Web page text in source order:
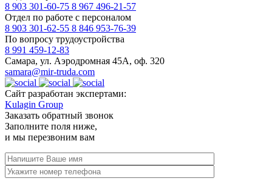
8 903 301-60-75 8 967 496-21-57
Отдел по работе с персоналом
8 903 301-62-55 8 846 953-76-39
По вопросу трудоустройства
8 991 459-12-83
Самара, ул. Аэродромная 45А, оф. 320
samara@mir-truda.com
Сайт разработан экспертами:
Kulagin Group
Заказать обратный звонок
Заполните поля ниже,
и мы перезвоним вам